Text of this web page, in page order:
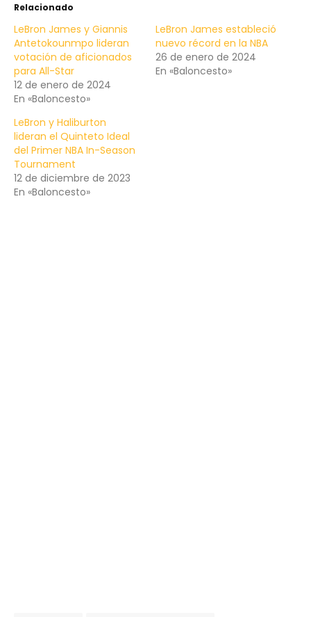
Relacionado
LeBron James y Giannis
Antetokounmpo lideran
votación de aficionados
para All-Star
12 de enero de 2024
En «Baloncesto»
LeBron James estableció
nuevo récord en la NBA
26 de enero de 2024
En «Baloncesto»
LeBron y Haliburton
lideran el Quinteto Ideal
del Primer NBA In-Season
Tournament
12 de diciembre de 2023
En «Baloncesto»